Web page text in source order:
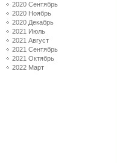
2020 Сентябрь
2020 Ноябрь
2020 Декабрь
2021 Июль
2021 Август
2021 Сентябрь
2021 Октябрь
2022 Март